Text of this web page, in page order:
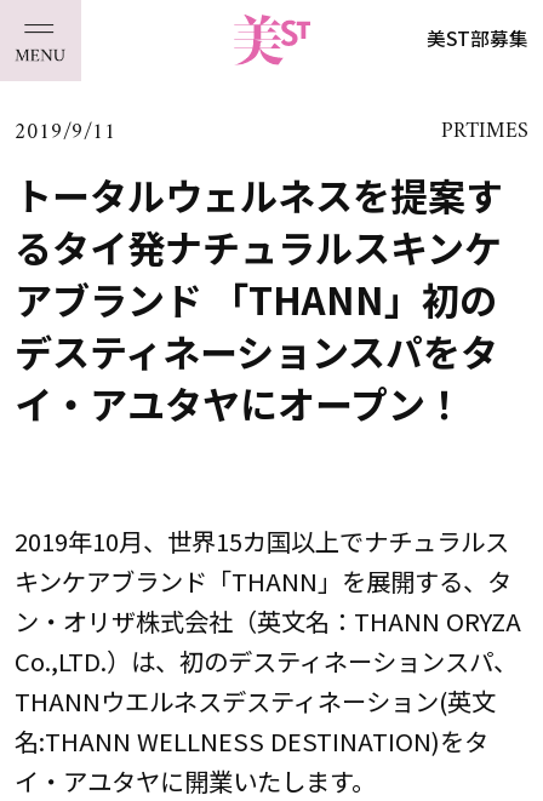
美ST部募集
2019/9/11 PRTIMES
トータルウェルネスを提案す
るタイ発ナチュラルスキンケ
アブランド 「THANN」初の
デスティネーションスパをタ
イ・アユタヤにオープン！
2019年10月、世界15カ国以上でナチュラルス
キンケアブランド「THANN」を展開する、タ
ン・オリザ株式会社（英文名：THANN ORYZA
Co.,LTD.）は、初のデスティネーションスパ、
THANNウエルネスデスティネーション(英文
名:THANN WELLNESS DESTINATION)をタ
イ・アユタヤに開業いたします。